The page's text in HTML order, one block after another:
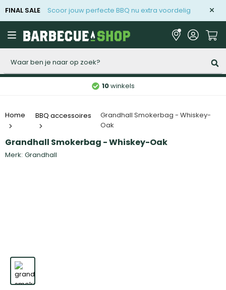
FINAL SALE Scoor jouw perfecte BBQ nu extra voordelig
10winkels
Home BBQ accessoires
Grandhall Smokerbag - Whiskey-
Oak
Grandhall Smokerbag - Whiskey-Oak
Merk: Grandhall